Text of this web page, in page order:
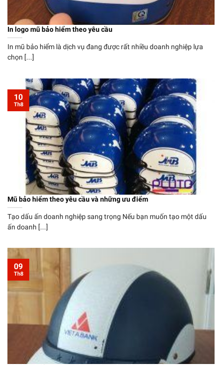
In logo mũ bảo hiểm theo yêu cầu
In mũ bảo hiểm là dịch vụ đang được rất nhiều doanh nghiệp lựa
chọn [...]
Mũ bảo hiểm theo yêu cầu và những ưu điểm
Tạo dấu ấn doanh nghiệp sang trọng Nếu bạn muốn tạo một dấu
ấn doanh [...]
10
Th8
09
Th8